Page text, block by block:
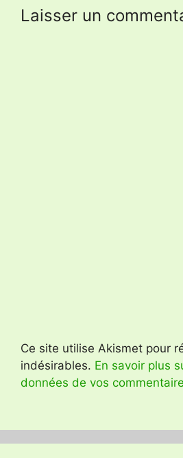
Laisser un
Ce site utilise Akismet pour
indésirables. En savoir plus
données de vos